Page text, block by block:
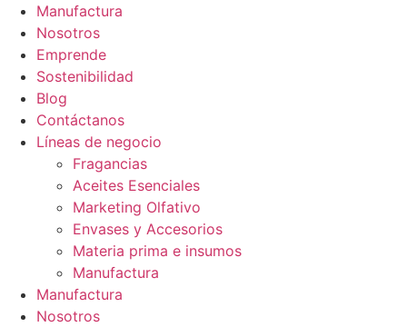
Manufactura
Nosotros
Emprende
Sostenibilidad
Blog
Contáctanos
Líneas de negocio
Fragancias
Aceites Esenciales
Marketing Olfativo
Envases y Accesorios
Materia prima e insumos
Manufactura
Manufactura
Nosotros